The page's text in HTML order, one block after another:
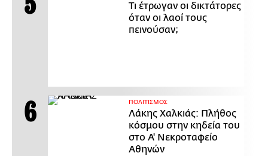
Τι έτρωγαν οι δικτάτορες
όταν οι λαοί τους
πεινούσαν;
ΠΟΛΙΤΙΣΜΟΣ
Λάκης Χαλκιάς: Πλήθος
κόσμου στην κηδεία του
στο Α' Νεκροταφείο
Αθηνών